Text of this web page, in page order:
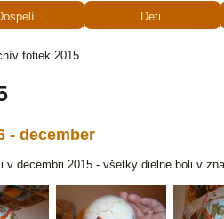
Deti
fotiek 2015
- december
decembri 2015 - všetky dielne boli v